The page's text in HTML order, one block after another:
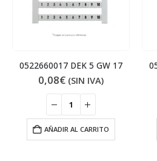
0522660017 DEK 5 GW 17
0,08€ (SIN IVA)
AÑADIR AL CARRITO